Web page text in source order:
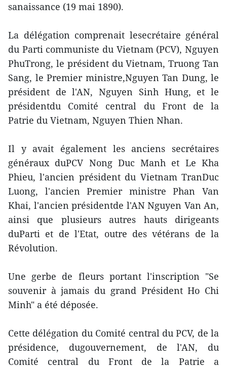
sanaissance (19 mai 1890).
La délégation comprenait lesecrétaire général
du Parti communiste du Vietnam (PCV), Nguyen
PhuTrong, le président du Vietnam, Truong Tan
Sang, le Premier ministre,Nguyen Tan Dung, le
président de l'AN, Nguyen Sinh Hung, et le
présidentdu Comité central du Front de la
Patrie du Vietnam, Nguyen Thien Nhan.
Il y avait également les anciens secrétaires
généraux duPCV Nong Duc Manh et Le Kha
Phieu, l'ancien président du Vietnam TranDuc
Luong, l'ancien Premier ministre Phan Van
Khai, l'ancien présidentde l'AN Nguyen Van An,
ainsi que plusieurs autres hauts dirigeants
duParti et de l'Etat, outre des vétérans de la
Révolution.
Une gerbe de fleurs portant l'inscription "Se
souvenir à jamais du grand Président Ho Chi
Minh" a été déposée.
Cette délégation du Comité central du PCV, de la
présidence, dugouvernement, de l'AN, du
Comité central du Front de la Patrie a